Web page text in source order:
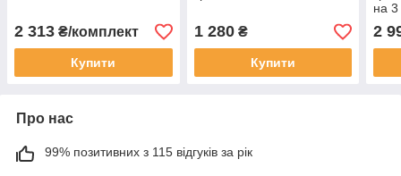
2 313 ₴/комплект
Купити
1 280₴
Купити
на 3
2
Про нас
99% позитивних з 115 відгуків за рік